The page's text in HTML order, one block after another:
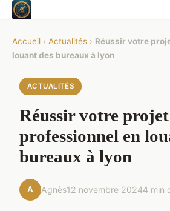
Accueil › Actualités › Réussir votre
louant des bureaux à lyon
ACTUALITÉS
Réussir votre projet
professionnel en
bureaux à lyon
A Agnès12 novembre 20244 min